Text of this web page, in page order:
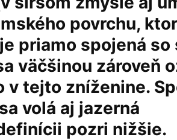
povrchu,
priamo spojená so
väčšinou zároveň
v tejto zníženine.
volá aj jazerná
pozri nižšie.